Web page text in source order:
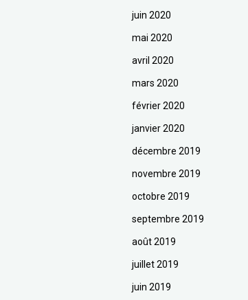
juin 2020
mai 2020
avril 2020
mars 2020
février 2020
janvier 2020
décembre 2019
novembre 2019
octobre 2019
septembre 2019
août 2019
juillet 2019
juin 2019